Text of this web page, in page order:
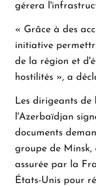
gérera
« Grâce à des
initiative
de la région et
hostilités », a
Les dirigeants de
l'Azerbaïdjan
documents
groupe de
assurée par la
États-Unis pour